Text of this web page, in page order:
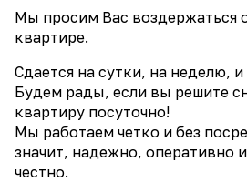
Мы просим Вас воздержаться
квартире.
Сдается на сутки, на неделю, и
Будем рады, если вы решите
квартиру посуточно!
Мы работаем четко и без
значит, надежно, оперативно и
честно.